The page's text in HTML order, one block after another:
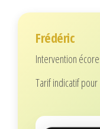
Frédéric
Intervention
Tarif indicatif